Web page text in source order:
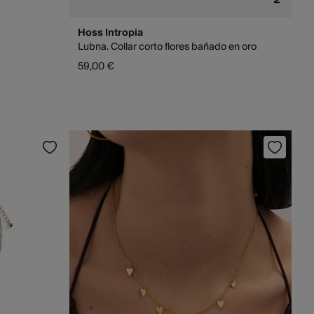
Hoss Intropia
Lubna. Collar corto flores bañado en oro
59,00 €